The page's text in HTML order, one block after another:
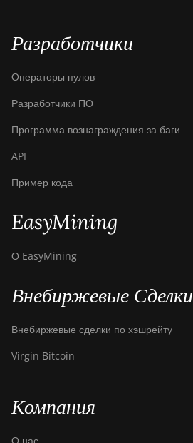
Разработчики
Операторы пулов
Разработчики ПО
Программа вознаграждения за баги
API
Пример кода
EasyMining
О EasyMining
Внебиржевые Сделки
Внебиржевые сделки по хэшрейту
Virgin Bitcoin
Компания